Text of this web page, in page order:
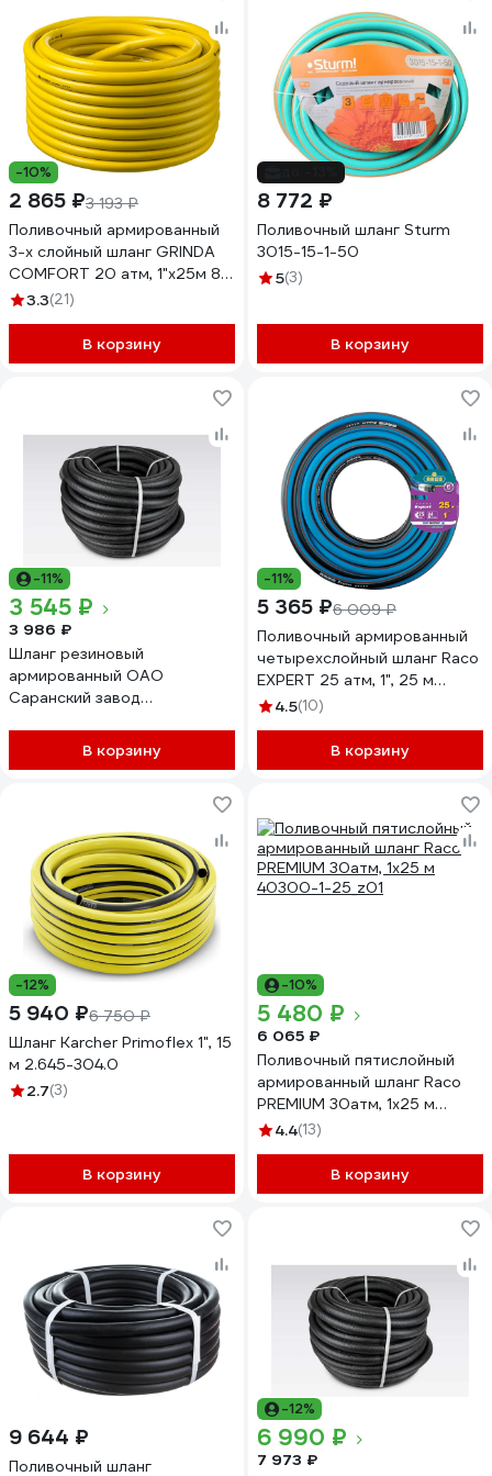
-10%
2 865 ₽3 193 ₽
Поливочный армированный
3-х слойный шланг GRINDA
COMFORT 20 атм, 1"х25м 8-
429003-1-25_z02
3.3(21)
В корзину
8 772 ₽
Поливочный шланг Sturm
3015-15-1-50
5(3)
В корзину
-11%
3 545 ₽
3 986 ₽
Шланг резиновый
армированный ОАО
Саранский завод
Атм СзРТ (рукав)
пневматический, для
компрессора 25м СЗРТ 25-
В корзину
-11%
5 365 ₽6 009 ₽
Поливочный армированный
четырехслойный шланг Raco
EXPERT 25 атм, 1", 25 м
40302-1-25_z01
4.5(10)
В корзину
-12%
5 940 ₽6 750 ₽
Шланг Karcher Primoflex 1", 15
м 2.645-304.0
2.7(3)
В корзину
-10%
5 480 ₽
6 065 ₽
Поливочный пятислойный
армированный шланг Raco
PREMIUM 30атм, 1х25 м
40300-1-25_z01
4.4(13)
В корзину
9 644 ₽
Поливочный шланг
-12%
6 990 ₽
7 973 ₽